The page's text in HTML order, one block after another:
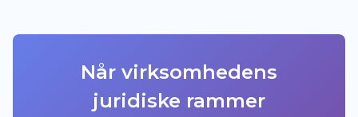
Når virksomhedens
juridiske rammer